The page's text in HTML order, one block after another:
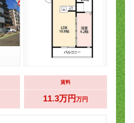
賃料
11.3万円万円